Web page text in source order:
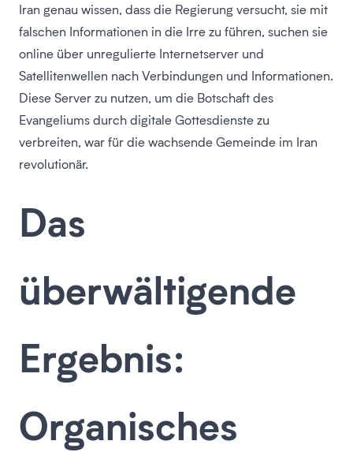
Iran genau wissen, dass die Regierung versucht, sie mit
falschen Informationen in die Irre zu führen, suchen sie
online über unregulierte Internetserver und
Satellitenwellen nach Verbindungen und Informationen.
Diese Server zu nutzen, um die Botschaft des
Evangeliums durch digitale Gottesdienste zu
verbreiten, war für die wachsende Gemeinde im Iran
revolutionär.
Das
überwältigende
Ergebnis:
Organisches